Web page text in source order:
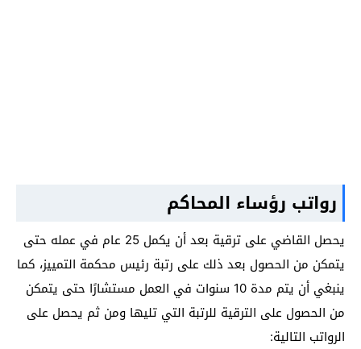
رواتب رؤساء المحاكم
يحصل القاضي على ترقية بعد أن يكمل 25 عام في عمله حتى
يتمكن من الحصول بعد ذلك على رتبة رئيس محكمة التمييز، كما
ينبغي أن يتم مدة 10 سنوات في العمل مستشارًا حتى يتمكن
من الحصول على الترقية للرتبة التي تليها ومن ثم يحصل على
الرواتب التالية: